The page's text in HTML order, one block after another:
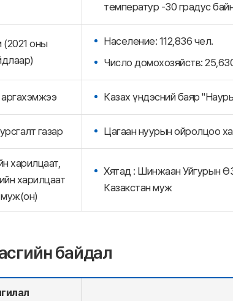
температур -30 градус
(2021 оны
Население: 112,836 чел.
Число домохозяйств:
Казах үндэсний баяр
газар Цагаан нуурын ойролцоо
харилцаат,
харилцаат
муж(он)
Хятад : Шинжаан Уйгурын
Казакстан муж
байдал